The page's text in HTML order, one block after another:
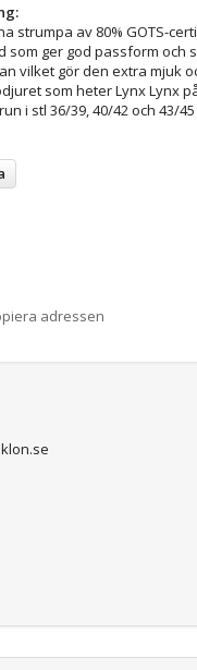
strumpa av 80% GOTS-
som ger god passform och
vilket gör den extra mjuk
som heter Lynx Lynx
i stl 36/39, 40/42 och 43/45
adressen